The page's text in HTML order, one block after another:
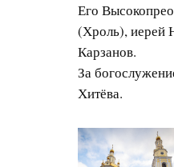
Его
(Хроль), иерей
Карзанов.
За
Хитёва.